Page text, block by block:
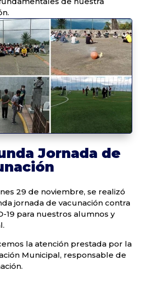
Jornada de
29 de noviembre, se realizó
jornada de vacunación contra
19 para nuestros alumnos y
la atención prestada por la
Municipal, responsable de